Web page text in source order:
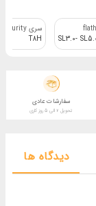
سری TOrx security
T8H
سفارشات عادی
تحویل 2 الی 5 روز کاری
دیدگاه ها